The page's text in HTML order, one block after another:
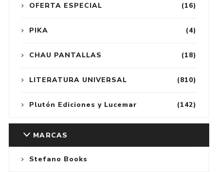
(16)
OFERTA ESPECIAL
(4)
PIKA
(18)
CHAU PANTALLAS
(810)
LITERATURA UNIVERSAL
(142)
Plutón Ediciones y Lucemar
MARCAS
Stefano Books